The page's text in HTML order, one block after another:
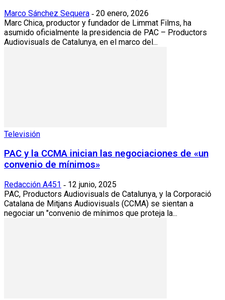
Marco Sánchez Sequera - 20 enero, 2026
Marc Chica, productor y fundador de Limmat Films, ha
asumido oficialmente la presidencia de PAC – Productors
Audiovisuals de Catalunya, en el marco del...
Televisión
PAC y la CCMA inician las negociaciones de «un
convenio de mínimos»
Redacción A451 - 12 junio, 2025
PAC, Productors Audiovisuals de Catalunya, y la Corporació
Catalana de Mitjans Audiovisuals (CCMA) se sientan a
negociar un "convenio de mínimos que proteja la...